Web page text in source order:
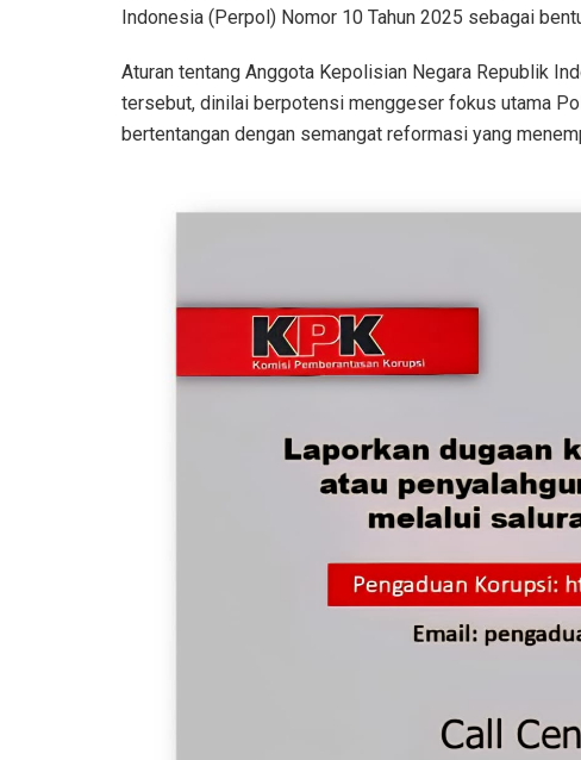
Indonesia (Perpol) Nomor 10 Tahun 2025 sebagai
Aturan tentang Anggota Kepolisian Negara Republik
tersebut, dinilai berpotensi menggeser fokus utama
bertentangan dengan semangat reformasi yang